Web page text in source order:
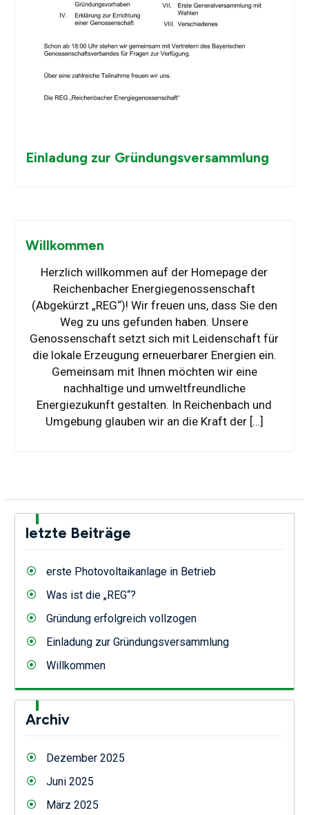
Einladung zur Gründungsversammlung
Willkommen
Herzlich willkommen auf der Homepage der
Reichenbacher Energiegenossenschaft
(Abgekürzt „REG“)! Wir freuen uns, dass Sie den
Weg zu uns gefunden haben. Unsere
Genossenschaft setzt sich mit Leidenschaft für
die lokale Erzeugung erneuerbarer Energien ein.
Gemeinsam mit Ihnen möchten wir eine
nachhaltige und umweltfreundliche
Energiezukunft gestalten. In Reichenbach und
Umgebung glauben wir an die Kraft der […]
letzte Beiträge
erste Photovoltaikanlage in Betrieb
Was ist die „REG“?
Gründung erfolgreich vollzogen
Einladung zur Gründungsversammlung
Willkommen
Archiv
Dezember 2025
Juni 2025
März 2025